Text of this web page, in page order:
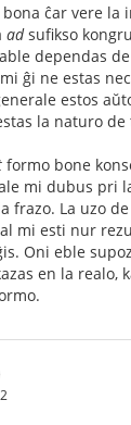
bona ĉar vere
adsufikso
dependas
ĝi ne estas
estos
la naturo
formo bone
mi dubus pri
frazo. La uzo
mi esti nur
Oni eble
en la realo,